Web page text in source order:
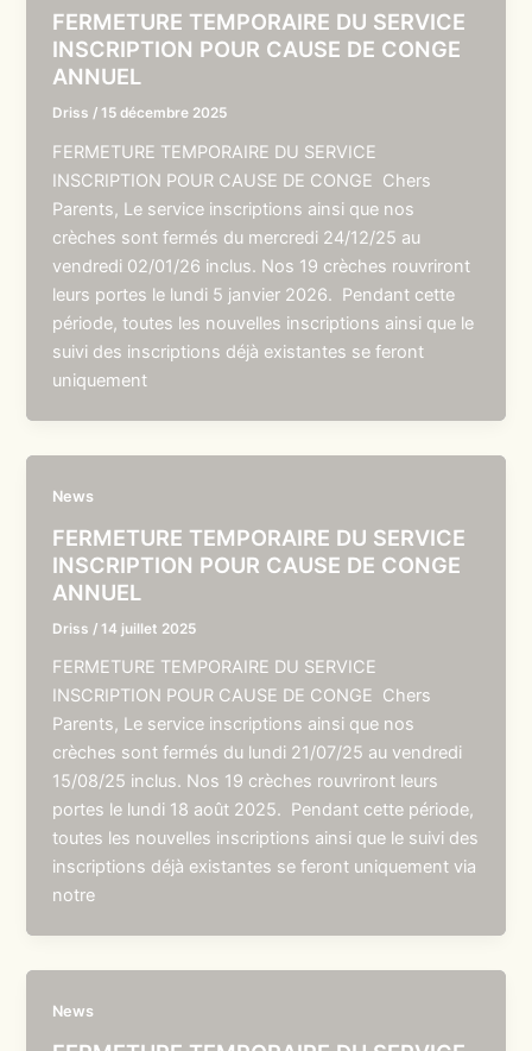
FERMETURE TEMPORAIRE DU SERVICE
INSCRIPTION POUR CAUSE DE CONGE
ANNUEL
Driss /15 décembre 2025
FERMETURE TEMPORAIRE DU SERVICE
INSCRIPTION POUR CAUSE DE CONGE Chers
Parents, Le service inscriptions ainsi que nos
crèches sont fermés du mercredi 24/12/25 au
vendredi 02/01/26 inclus. Nos 19 crèches rouvriront
leurs portes le lundi 5 janvier 2026. Pendant cette
période, toutes les nouvelles inscriptions ainsi que le
suivi des inscriptions déjà existantes se feront
uniquement
News
FERMETURE TEMPORAIRE DU SERVICE
INSCRIPTION POUR CAUSE DE CONGE
ANNUEL
Driss /14 juillet 2025
FERMETURE TEMPORAIRE DU SERVICE
INSCRIPTION POUR CAUSE DE CONGE Chers
Parents, Le service inscriptions ainsi que nos
crèches sont fermés du lundi 21/07/25 au vendredi
15/08/25 inclus. Nos 19 crèches rouvriront leurs
portes le lundi 18 août 2025. Pendant cette période,
toutes les nouvelles inscriptions ainsi que le suivi des
inscriptions déjà existantes se feront uniquement via
notre
News